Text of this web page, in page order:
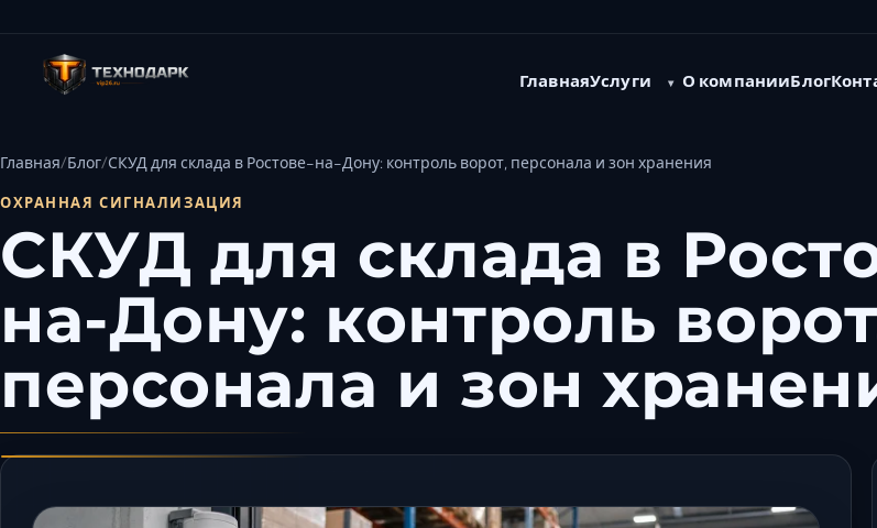
ГлавнаяУслуги О компанииБлог
Главная Блог СКУД для склада в Ростове-на-Дону: контроль ворот, персонала и зон хранения
ОХРАННАЯ СИГНАЛИЗАЦИЯ
СКУД для склада в
на-Дону: контроль
персонала и зон